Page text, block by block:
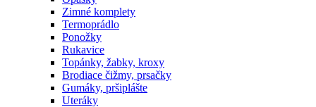
Zimné komplety
Termoprádlo
Ponožky
Rukavice
Topánky, žabky, kroxy
Brodiace čižmy, prsačky
Gumáky, pršiplášte
Uteráky